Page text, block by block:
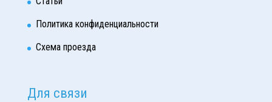
Политика конфиденциальности
Схема проезда
Для связи